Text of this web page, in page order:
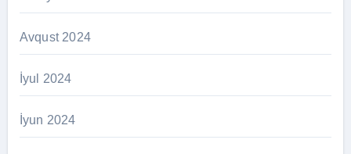
Avqust 2024
İyul 2024
İyun 2024